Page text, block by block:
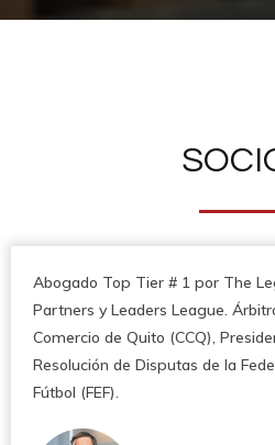
Abogado Top Tier # 1 por The
Partners y Leaders League.
Comercio de Quito (CCQ),
Resolución de Disputas de la
Fútbol (FEF).